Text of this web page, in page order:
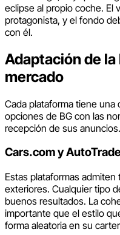
eclipse al propio coche. El
protagonista, y el fondo
con él.
Adaptación de la
mercado
Cada plataforma tiene
opciones de BG con las
recepción de sus anuncios.
Cars.com y
Estas plataformas
exteriores. Cualquier tipo
buenos resultados. La
importante que el estilo
forma aleatoria en su